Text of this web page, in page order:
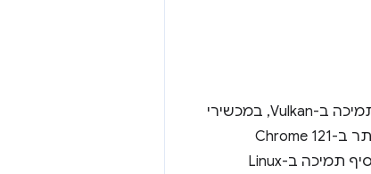
הגרסה הראשונית הזו של WebGPU זמינה ב-Chrome 113, במכשירי ChromeOS עם תמיכה ב-Vulkan, במכשירי
Windows עם תמיכה ב-Direct3D 12 וב-macOS. התמיכה ב-Android נוספה מאוחר יותר ב-Chrome 121
במכשירים עם Android 12 ומעלה שמבוססים על מעבדי Qualcomm ו-ARM. בקרוב נוסיף תמיכה ב-Linux